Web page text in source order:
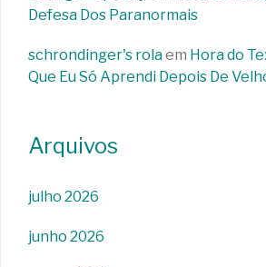
Defesa Dos Paranormais
schrondinger's rolaem Hora do
Que Eu Só Aprendi Depois De
Arquivos
julho 2026
junho 2026